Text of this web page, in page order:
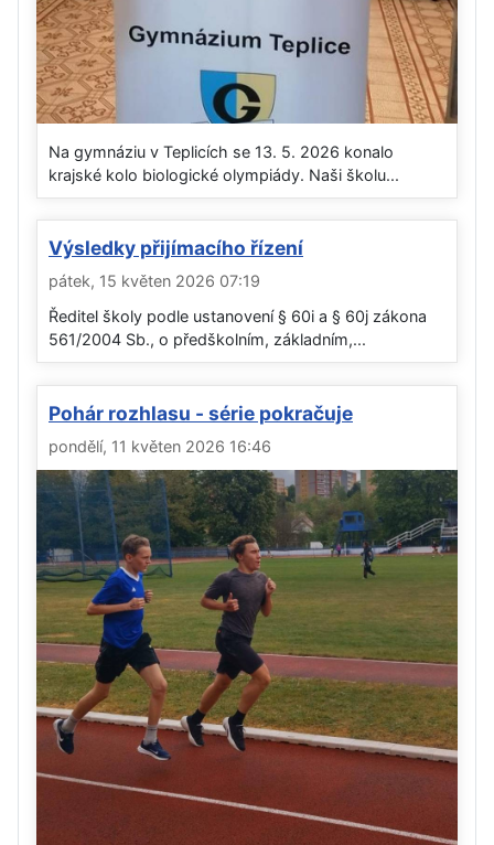
Na gymnáziu v Teplicích se 13. 5. 2026 konalo
krajské kolo biologické olympiády. Naši školu...
Výsledky přijímacího řízení
pátek, 15 květen 2026 07:19
Ředitel školy podle ustanovení § 60i a § 60j zákona
561/2004 Sb., o předškolním, základním,...
Pohár rozhlasu - série pokračuje
pondělí, 11 květen 2026 16:46